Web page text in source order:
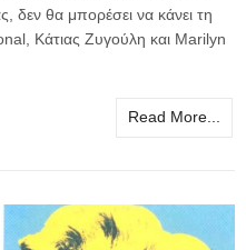
δεν θα μπορέσει να κάνει τη
Κάτιας Ζυγούλη και Marilyn
Read More...